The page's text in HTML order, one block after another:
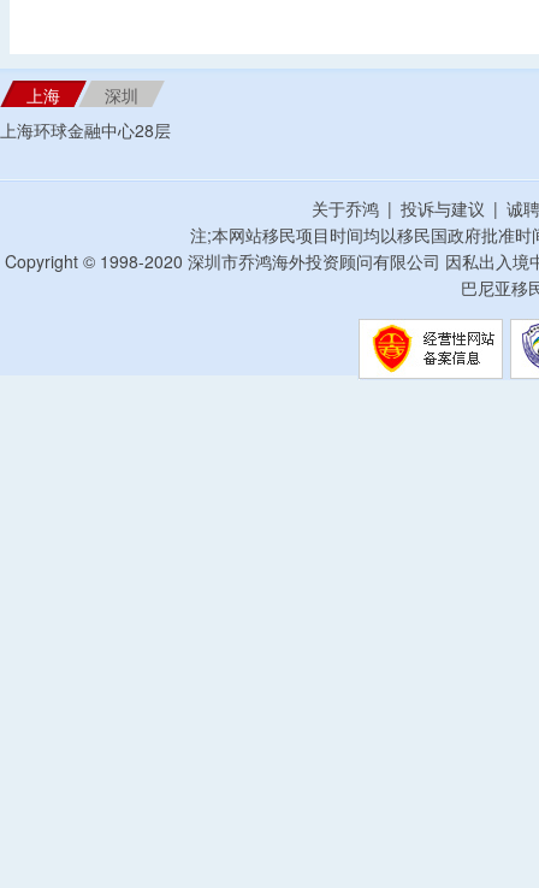
上海
深圳
上海环球金融中心28层
关于乔鸿 | 投诉与建议 | 诚
注;本网站移民项目时间均以移民国政府批准
Copyright © 1998-2020 深圳市乔鸿海外投资顾问有限公司 因私出入
巴尼亚移